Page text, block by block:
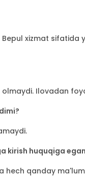
xizmat
Ilovadan
kirish huquqiga
hech qanday